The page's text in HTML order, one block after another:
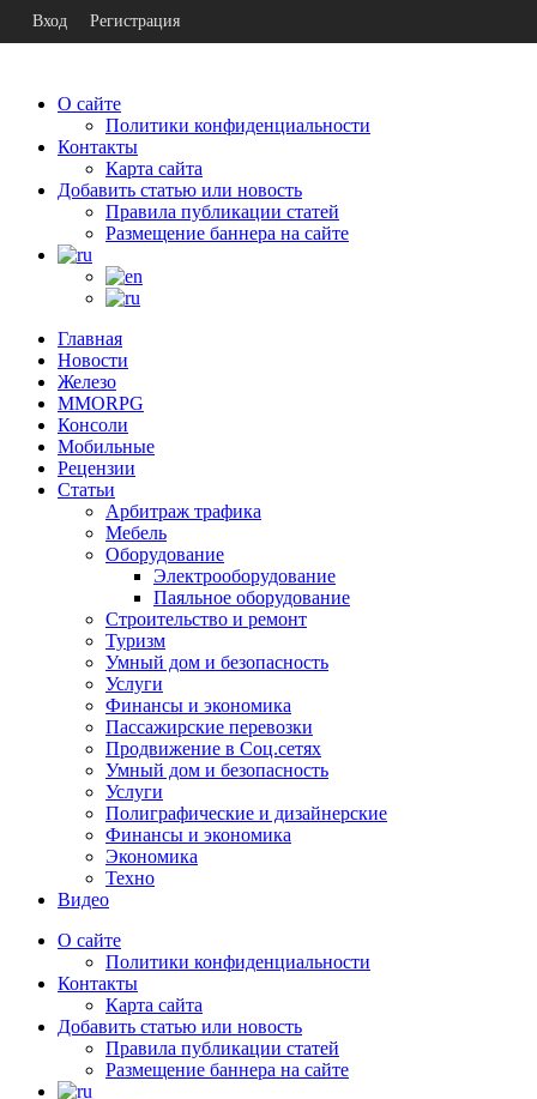
О сайте
Политики конфиденциальности
Контакты
Карта сайта
Добавить статью или новость
Правила публикации статей
Размещение баннера на сайте
Главная
Новости
Железо
MMORPG
Консоли
Мобильные
Рецензии
Статьи
Арбитраж трафика
Мебель
Оборудование
Электрооборудование
Паяльное оборудование
Строительство и ремонт
Туризм
Умный дом и безопасность
Услуги
Финансы и экономика
Пассажирские перевозки
Продвижение в Соц.сетях
Умный дом и безопасность
Услуги
Полиграфические и дизайнерские
Финансы и экономика
Экономика
Техно
Видео
О сайте
Политики конфиденциальности
Контакты
Карта сайта
Добавить статью или новость
Правила публикации статей
Размещение баннера на сайте
Вход Регистрация